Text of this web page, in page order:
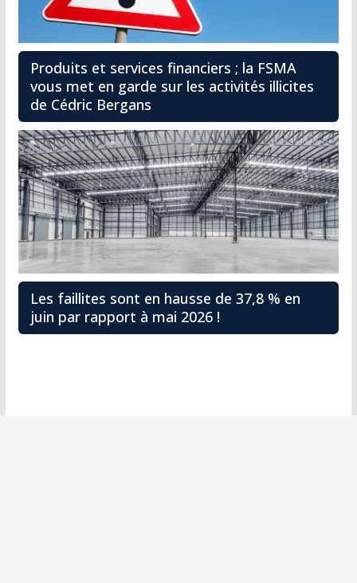
Produits et services financiers ; la FSMA
vous met en garde sur les activités illicites
de Cédric Bergans
Les faillites sont en hausse de 37,8 % en
juin par rapport à mai 2026 !